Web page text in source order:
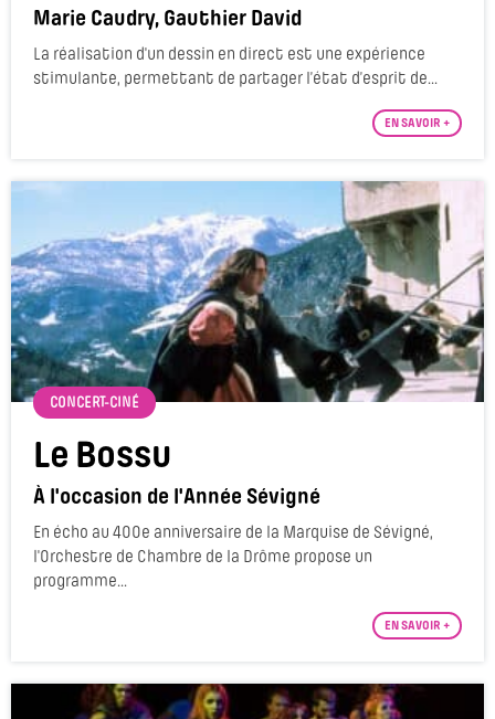
Marie Caudry, Gauthier David
La réalisation d'un dessin en direct est une expérience
stimulante, permettant de partager l’état d’esprit de...
EN SAVOIR +
CONCERT-CINÉ
Le Bossu
À l'occasion de l'Année Sévigné
En écho au 400e anniversaire de la Marquise de Sévigné,
l'Orchestre de Chambre de la Drôme propose un
programme...
EN SAVOIR +